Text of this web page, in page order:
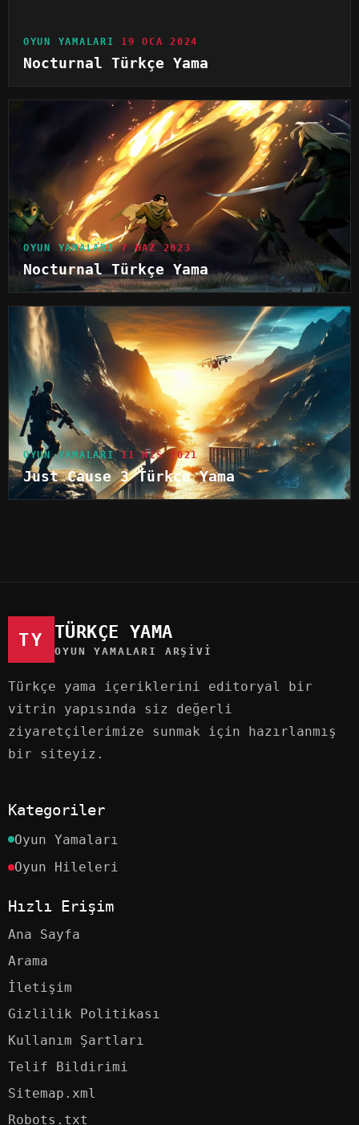
OYUN YAMALARI 19 OCA 2024
Nocturnal Türkçe Yama
OYUN YAMALARI 7 HAZ 2023
Nocturnal Türkçe Yama
OYUN YAMALARI 11 NIS 2021
Just Cause 3 Türkçe Yama
TY TÜRKÇE YAMA
OYUN YAMALARI ARŞIVI
Türkçe yama içeriklerini editoryal bir
vitrin yapısında siz değerli
ziyaretçilerimize sunmak için hazırlanmış
bir siteyiz.
Kategoriler
Oyun Yamaları
Oyun Hileleri
Hızlı Erişim
Ana Sayfa
Arama
İletişim
Gizlilik Politikası
Kullanım Şartları
Telif Bildirimi
Sitemap.xml
Robots.txt